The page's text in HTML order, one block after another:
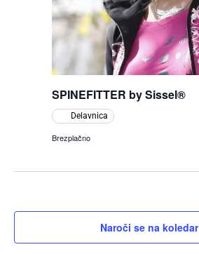
SPINEFITTER by Sissel®
Delavnica
Brezplačno
Naroči se na koledar